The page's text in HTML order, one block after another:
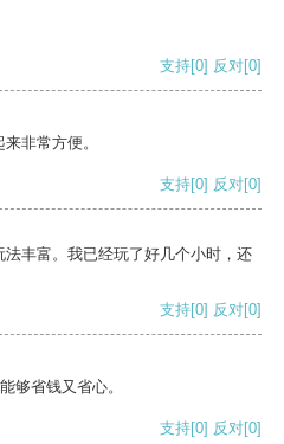
支持[0] 反对[0]
非常方便。
支持[0] 反对[0]
丰富。我已经玩了好几个小时，还
支持[0] 反对[0]
够省钱又省心。
支持[0] 反对[0]